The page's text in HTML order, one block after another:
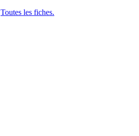
Toutes les fiches.